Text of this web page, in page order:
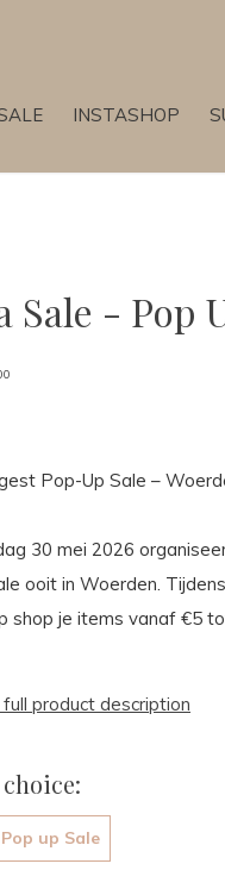
INSTASHOP
Sale - Pop
0
Pop-Up Sale –
30 mei 2026
ooit in Woerden.
shop je items vanaf €5
product description
up Sale